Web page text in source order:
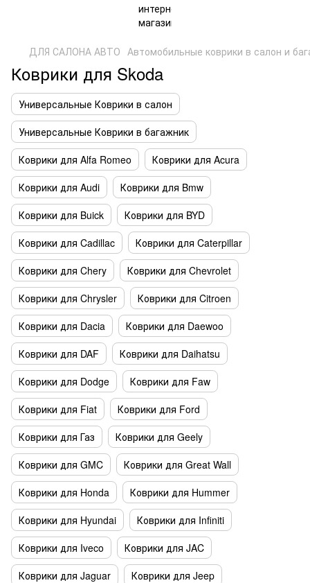
ДЛЯ САЛОНА АВТО Автомобильные коврики в салон и
Коврики для Skoda
Универсальные Коврики в салон
Универсальные Коврики в багажник
Коврики для Alfa Romeo
Коврики для Acura
Коврики для Audi
Коврики для Bmw
Коврики для Buick
Коврики для BYD
Коврики для Cadillac
Коврики для Caterpillar
Коврики для Chery
Коврики для Chevrolet
Коврики для Chrysler
Коврики для Citroen
Коврики для Dacia
Коврики для Daewoo
Коврики для DAF
Коврики для Daihatsu
Коврики для Dodge
Коврики для Faw
Коврики для Fiat
Коврики для Ford
Коврики для Газ
Коврики для Geely
Коврики для GMC
Коврики для Great Wall
Коврики для Honda
Коврики для Hummer
Коврики для Hyundai
Коврики для Infiniti
Коврики для Iveco
Коврики для JAC
Коврики для Jaguar
Коврики для Jeep